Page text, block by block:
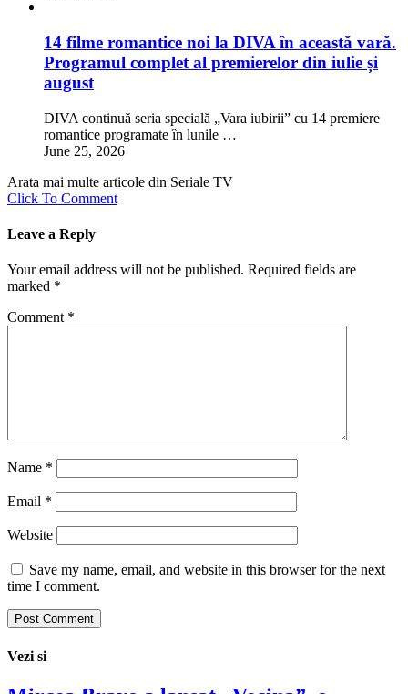
14 filme romantice noi la DIVA în această vară.
Programul complet al premierelor din iulie și
august
DIVA continuă seria specială „Vara iubirii” cu 14 premiere
romantice programate în lunile …
June 25, 2026
Arata mai multe articole din Seriale TV
Click To Comment
Leave a Reply
Your email address will not be published. Required fields are
marked *
Comment *
Name *
Email *
Website
Save my name, email, and website in this browser for the next
time I comment.
Vezi si